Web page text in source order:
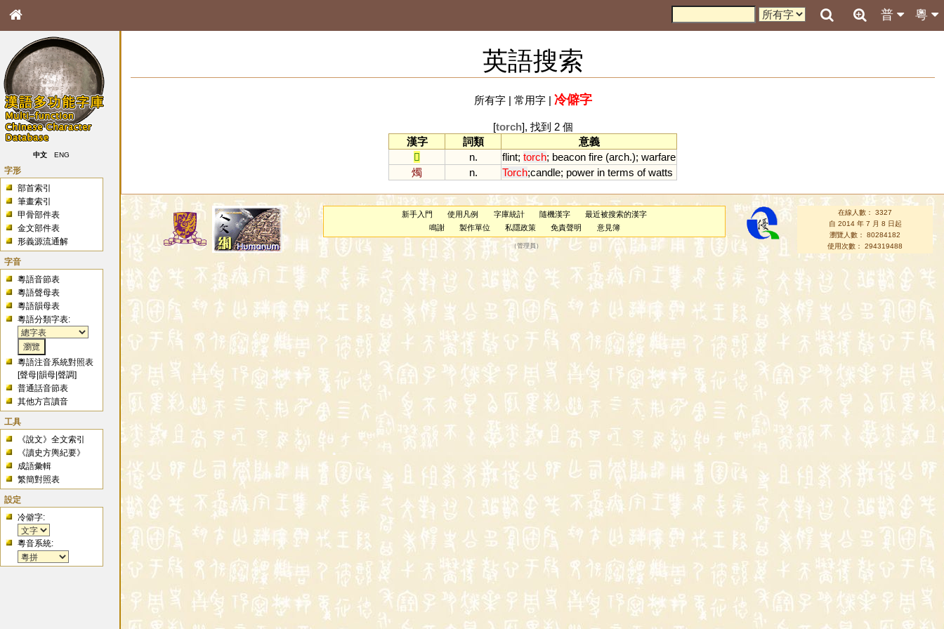
粵
普
中文 ENG
字形
部首索引
筆畫索引
甲骨部件表
金文部件表
形義源流通解
字音
粵語音節表
粵語聲母表
粵語韻母表
粵語分類字表:
粵語注音系統對照表
[聲母 |韻母 |聲調]
普通話音節表
其他方言讀音
工具
《說文》全文索引
《讀史方輿紀要》
成語彙輯
繁簡對照表
設定
冷僻字:
粵音系統:
英語搜索
所有字| 常用字| 冷僻字
[torch], 找到 2 個
漢字
詞類
意義
𤎩
n. flint; torch; beacon fire (arch.); warfare
燭
n. Torch;candle; power in terms of watts
新手入門 使用凡例 字庫統計 隨機漢字
最近被搜索的漢字
鳴謝
製作單位 私隱政策 免責聲明 意見簿
（管理員 ）
在線人數： 3327
自 2014 年 7 月 8 日起
瀏覽人數： 80284182
使用次數： 294319488